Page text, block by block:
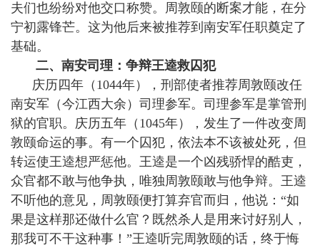
夫们也纷纷对他交口称赞。周敦颐的断案才能，在分
宁初露锋芒。这为他后来被推荐到南安军任职奠定了
基础。
二、南安司理：争辩王逵救囚犯
庆历四年（1044年），刑部使者推荐周敦颐改任
南安军（今江西大余）司理参军。司理参军是掌管刑
狱的官职。庆历五年（1045年），发生了一件改变周
敦颐命运的事。有一个囚犯，依法本不该被处死，但
转运使王逵想严惩他。王逵是一个凶残骄悍的酷吏，
众官都不敢与他争执，唯独周敦颐敢与他争辩。王逵
不听他的意见，周敦颐便打算弃官而归，他说：“如
果是这样那还做什么官？既然杀人是用来讨好别人，
那我可不干这种事！”王逵听完周敦颐的话，终于悔